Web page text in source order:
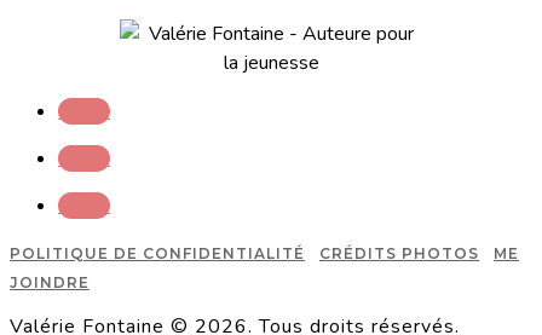
Suivre
Suivre
Suivre
POLITIQUE DE CONFIDENTIALITÉ CRÉDITS PHOTOS
ME
JOINDRE
Valérie Fontaine © 2026. Tous droits réservés.